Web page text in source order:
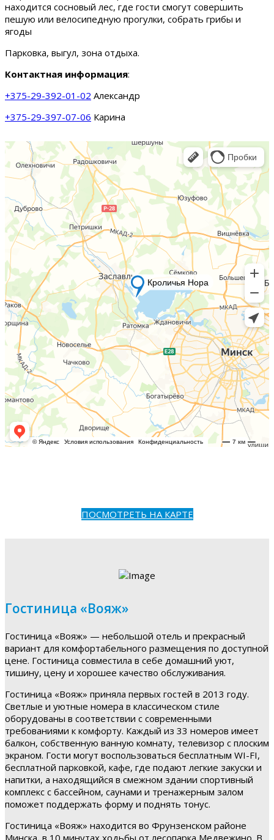
находится сосновый лес, где гости смогут совершить
пешую или велосипедную прогулки, собрать грибы и
ягоды
Парковка, выгул, зона отдыха.
Контактная информация:
+375-29-392-01-02 Александр
+375-29-397-07-06 Карина
ПОСМОТРЕТЬ НА КАРТЕ
Гостиница «Вояж»
Гостиница «Вояж» — небольшой отель и прекрасный
вариант для комфортабельного размещения по доступной
цене. Гостиница совместила в себе домашний уют,
тишину, цену и хорошее качество обслуживания.
Гостиница «Вояж» приняла первых гостей в 2013 году.
Светлые и уютные номера в классическом стиле
оборудованы в соответствии с современными
требованиями к комфорту. Каждый из 33 номеров имеет
балкон, собственную ванную комнату, телевизор с плоским
экраном. Гости могут воспользоваться бесплатным WI-FI,
бесплатной парковкой, кафе, где подают легкие закуски и
напитки, а находящийся в смежном здании спортивный
комплекс с бассейном, саунами и тренажерным залом
поможет поддержать форму и поднять тонус.
Гостиница «Вояж» находится во Фрунзенском районе